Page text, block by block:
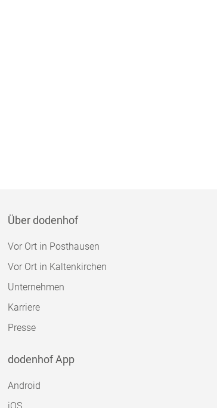
Über dodenhof
Vor Ort in Posthausen
Vor Ort in Kaltenkirchen
Unternehmen
Karriere
Presse
dodenhof App
Android